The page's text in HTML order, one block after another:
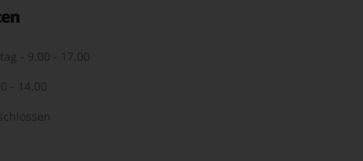
- 9.00 - 17.00
- 14.00